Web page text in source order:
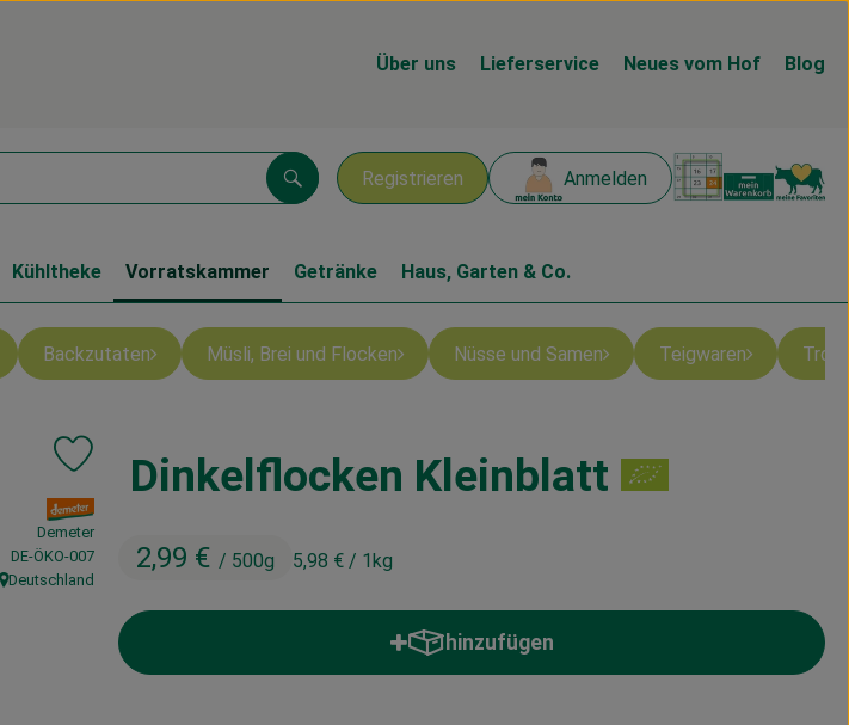
Über uns Lieferservice Neues vom Hof Blog
Registrieren Anmelden
Suchen
Kühltheke Vorratskammer Getränke Haus, Garten & Co.
Backzutaten Müsli, Brei und Flocken Nüsse und Samen Teigwaren
Dinkelflocken Kleinblatt
2,99 € / 500g 5,98 € / 1kg
Produkt zu Favouriten hinzufügen
, Verband:
Demeter
, Kontrollstelle:
DE-ÖKO-007
, Herkunft:
Deutschland
hinzufügen
Produkt zum Warenkorb hinzufügen